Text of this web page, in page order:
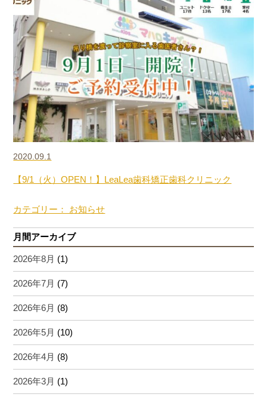
2020.09.1
【9/1（火）OPEN！】LeaLea歯科矯正歯科クリニック
カテゴリー： お知らせ
月間アーカイブ
2026年8月 (1)
2026年7月 (7)
2026年6月 (8)
2026年5月 (10)
2026年4月 (8)
2026年3月 (1)